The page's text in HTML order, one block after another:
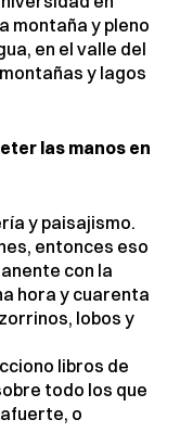
montaña y pleno
en el valle del
y lagos
las manos en
y paisajismo.
entonces eso
con la
hora y cuarenta
lobos y
libros de
todo los que
o